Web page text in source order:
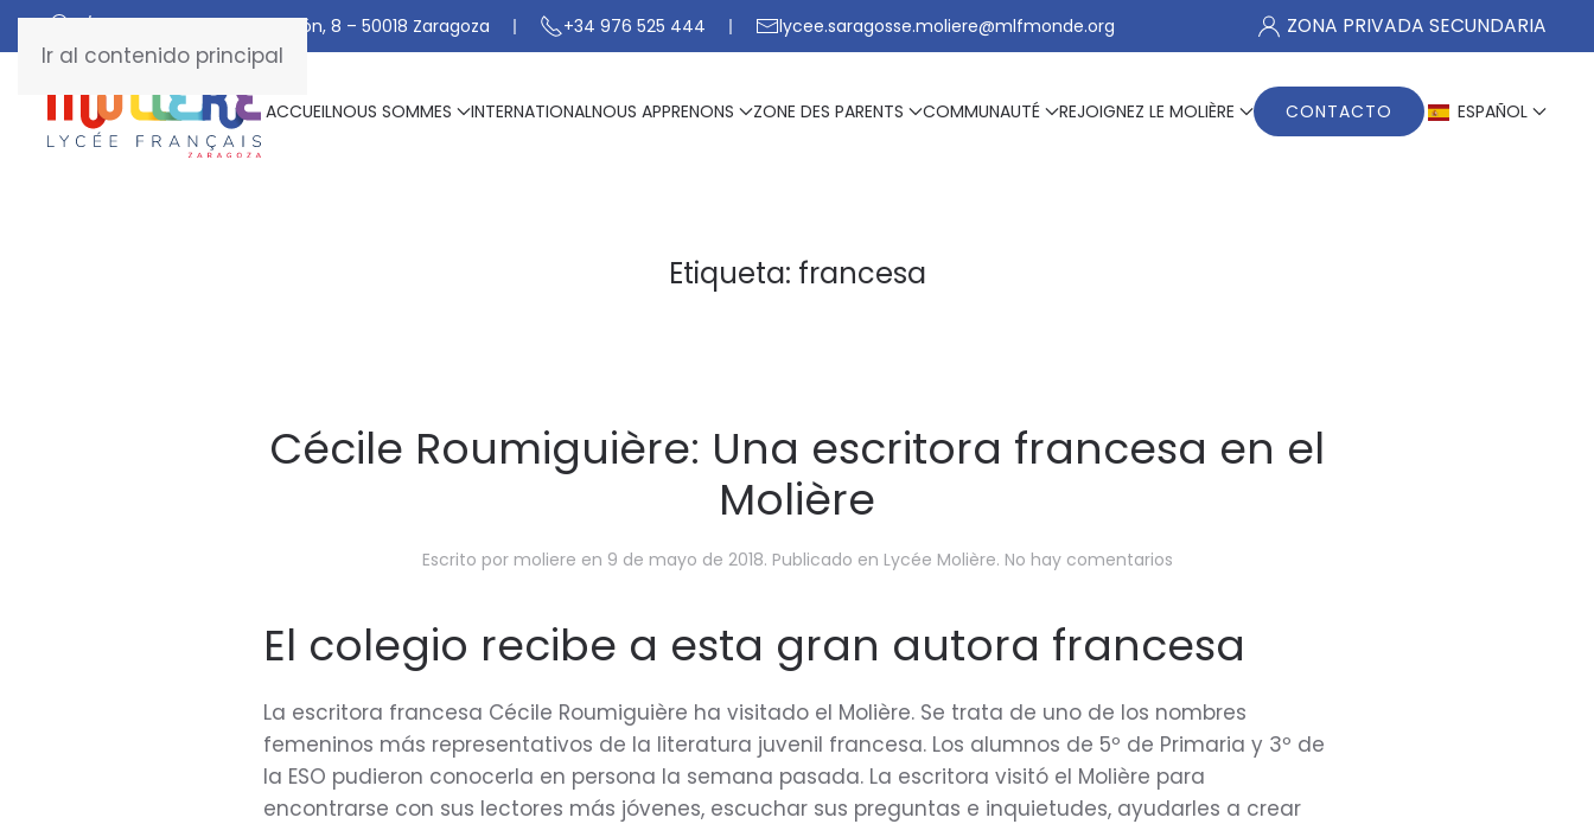
Ir al contenido principal
C/ De Manuel Marraco Ramón, 8 – 50018 Zaragoza +34 976 525 444 lycee.saragosse.moliere@mlfmonde.org ZONA PRIVADA SECUNDARIA
ACCUEILNOUS SOMMES INTERNATIONALNOUS APPRENONS ZONE DES PARENTS COMMUNAUTÉ REJOIGNEZ LE MOLIÈRE CONTACTO ESPAÑOL
Etiqueta: francesa
Cécile Roumiguière: Una escritora francesa en el
Molière
Escrito por moliere en 9 de mayo de 2018. Publicado en Lycée Molière. No hay comentariosen
escritora
el
Molière
El colegio recibe a esta gran autora francesa
La escritora francesa Cécile Roumiguière ha visitado el Molière. Se trata de uno de los nombres
femeninos más representativos de la literatura juvenil francesa. Los alumnos de 5º de Primaria y 3º de
la ESO pudieron conocerla en persona la semana pasada. La escritora visitó el Molière para
encontrarse con sus lectores más jóvenes, escuchar sus preguntas e inquietudes, ayudarles a crear